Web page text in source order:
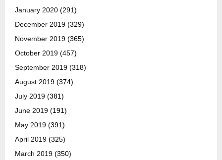
January 2020 (291)
December 2019 (329)
November 2019 (365)
October 2019 (457)
September 2019 (318)
August 2019 (374)
July 2019 (381)
June 2019 (191)
May 2019 (391)
April 2019 (325)
March 2019 (350)